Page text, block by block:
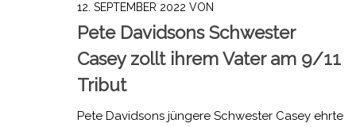
12. SEPTEMBER 2022 VON
Pete Davidsons Schwester
Casey zollt ihrem Vater am 9/11
Tribut
Pete Davidsons jüngere Schwester Casey ehrte